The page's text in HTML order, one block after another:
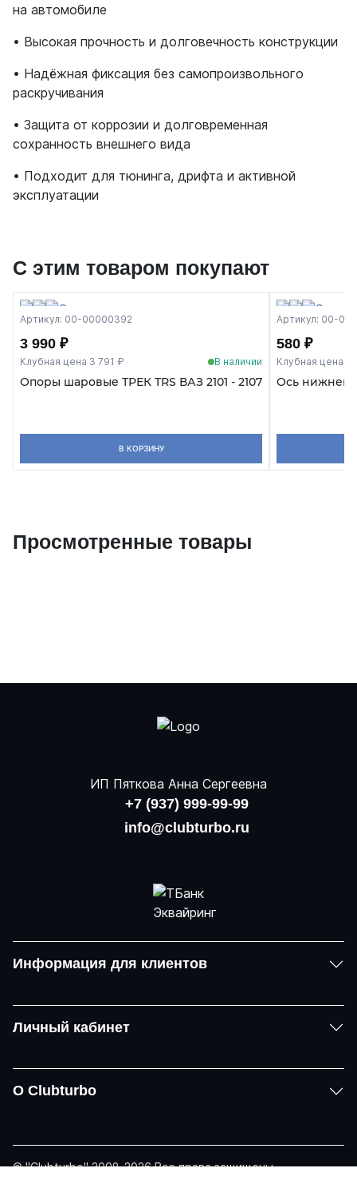
на автомобиле
• Высокая прочность и долговечность конструкции
• Надёжная фиксация без самопроизвольного
раскручивания
• Защита от коррозии и долговременная
сохранность внешнего вида
• Подходит для тюнинга, дрифта и активной
эксплуатации
С этим товаром покупают
Артикул: 00-00000392
3 990 ₽
Клубная цена 3 791 ₽ В наличии
Опоры шаровые ТРЕК TRS ВАЗ 2101 - 2107
В КОРЗИНУ
Артикул: 00-
580 ₽
Клубная цена
Ось нижнего
Просмотренные товары
ИП Пяткова Анна Сергеевна
+7 (937) 999-99-99
info@clubturbo.ru
Информация для клиентов
Личный кабинет
О Clubturbo
© "Clubturbo" 2008-2026 Все права защищены